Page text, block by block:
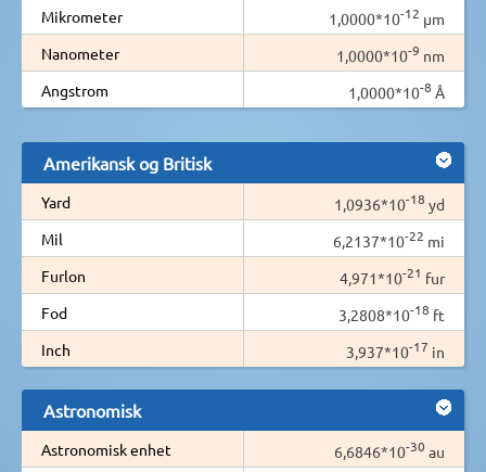
Mikrometer 1,0000*10-12 µm
Nanometer
1,0000*10-9 nm
Angstrom
1,0000*10-8 Å
Amerikansk og Britisk
Yard 1,0936*10-18 yd
Mil
6,2137*10-22 mi
Furlon
4,971*10-21 fur
Fod
3,2808*10-18 ft
Inch
3,937*10-17 in
Astronomisk
Astronomisk enhet 6,6846*10-30 au